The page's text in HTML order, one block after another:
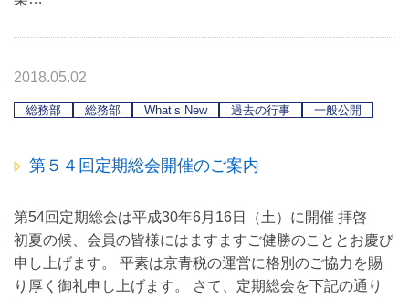
2018.05.02
総務部 総務部 What’s New 過去の行事 一般公開
第５４回定期総会開催のご案内
第54回定期総会は平成30年6月16日（土）に開催 拝啓
初夏の候、会員の皆様にはますますご健勝のこととお慶び
申し上げます。 平素は京青税の運営に格別のご協力を賜
り厚く御礼申し上げます。 さて、定期総会を下記の通り